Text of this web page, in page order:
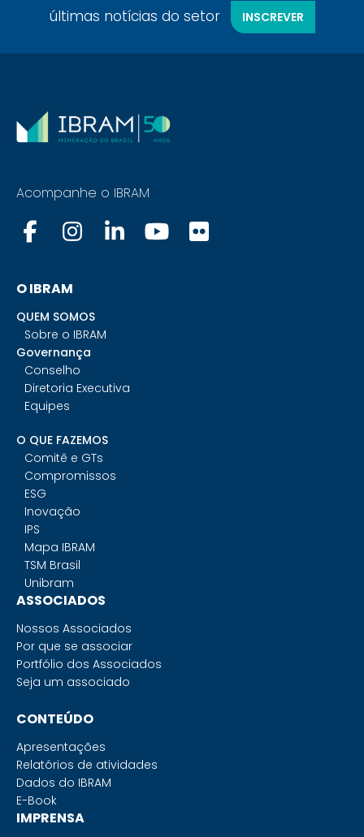
últimas notícias do setor
INSCREVER
Acompanhe o IBRAM
O IBRAM
QUEM SOMOS
Sobre o IBRAM
Governança
Conselho
Diretoria Executiva
Equipes
O QUE FAZEMOS
Comitê e GTs
Compromissos
ESG
Inovação
IPS
Mapa IBRAM
TSM Brasil
Unibram
ASSOCIADOS
Nossos Associados
Por que se associar
Portfólio dos Associados
Seja um associado
CONTEÚDO
Apresentações
Relatórios de atividades
Dados do IBRAM
E-Book
IMPRENSA